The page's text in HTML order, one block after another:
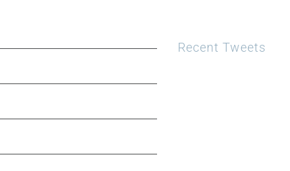
Recent Tweets